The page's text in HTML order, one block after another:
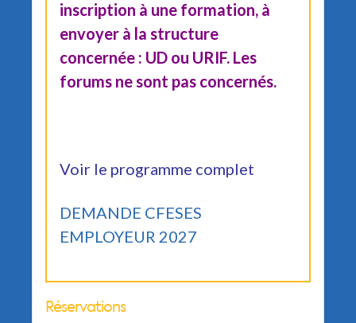
inscription à une formation, à
envoyer à la structure
concernée : UD ou URIF. Les
forums ne sont pas concernés.
Voir le programme complet
DEMANDE CFESES
EMPLOYEUR 2027
Réservations